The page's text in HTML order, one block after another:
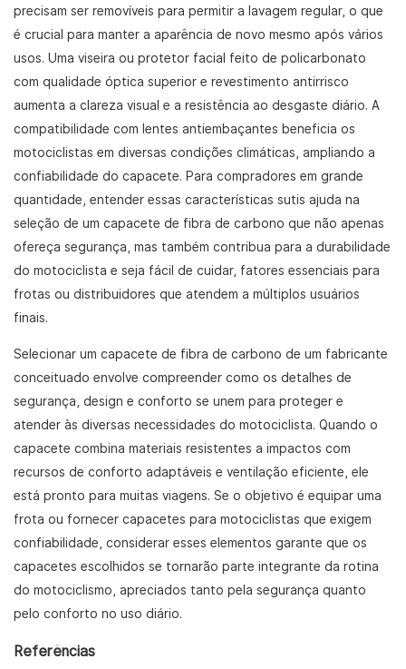
precisam ser removíveis para permitir a lavagem regular, o que
é crucial para manter a aparência de novo mesmo após vários
usos. Uma viseira ou protetor facial feito de policarbonato
com qualidade óptica superior e revestimento antirrisco
aumenta a clareza visual e a resistência ao desgaste diário. A
compatibilidade com lentes antiembaçantes beneficia os
motociclistas em diversas condições climáticas, ampliando a
confiabilidade do capacete. Para compradores em grande
quantidade, entender essas características sutis ajuda na
seleção de um capacete de fibra de carbono que não apenas
ofereça segurança, mas também contribua para a durabilidade
do motociclista e seja fácil de cuidar, fatores essenciais para
frotas ou distribuidores que atendem a múltiplos usuários
finais.
Selecionar um capacete de fibra de carbono de um fabricante
conceituado envolve compreender como os detalhes de
segurança, design e conforto se unem para proteger e
atender às diversas necessidades do motociclista. Quando o
capacete combina materiais resistentes a impactos com
recursos de conforto adaptáveis ​​e ventilação eficiente, ele
está pronto para muitas viagens. Se o objetivo é equipar uma
frota ou fornecer capacetes para motociclistas que exigem
confiabilidade, considerar esses elementos garante que os
capacetes escolhidos se tornarão parte integrante da rotina
do motociclismo, apreciados tanto pela segurança quanto
pelo conforto no uso diário.
Referências